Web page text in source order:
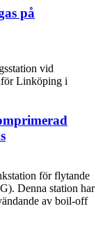
på
vid
Linköping i
för flytande
Denna station har
av boil-off